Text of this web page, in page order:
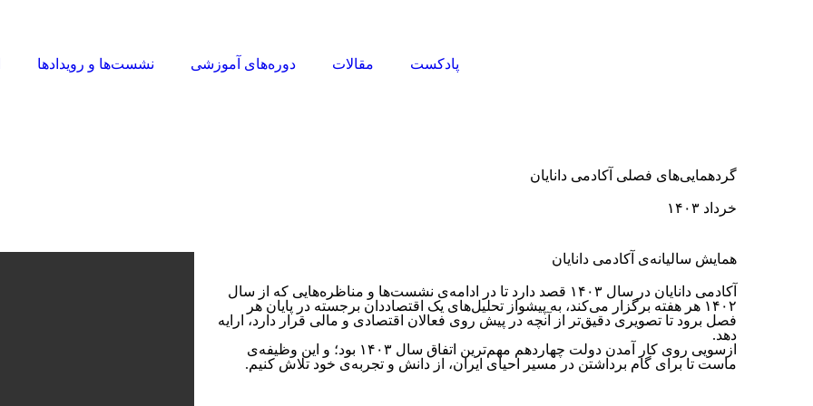
پادکست مقالات دوره‌های آموزشی نشست‌ها و رویدادها
گردهمایی‌های فصلی آکادمی دانایان
خرداد ۱۴۰۳
همایش سالیانه‌ی آکادمی دانایان
آکادمی دانایان در سال ۱۴۰۳ ‏قصد دارد تا در ادامه‌ی نشست‌ها و مناظره‌هایی که از سال
۱۴۰۲ هر هفته برگزار می‌کند، به پیشواز ‏تحلیل‌های یک اقتصاددان برجسته در پایان هر
‏فصل برود تا تصویری دقیق‌تر از آنچه در پیش روی فعالان اقتصادی و مالی قرار ‏دارد، ‏ارایه
دهد.‏ ‏
ازسویی روی کار آمدن دولت چهاردهم ‏مهم‌ترین اتفاق سال ۱۴۰۳ بود؛ و این وظیفه‌ی
ماست تا برای گام برداشتن در مسیر احیای ‏ایران، از دانش و تجربه‌ی خود تلاش کنیم.‏